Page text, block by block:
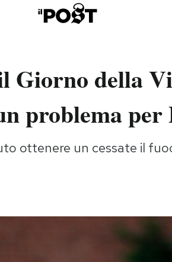
Giorno della
problema
ottenere un cessate il